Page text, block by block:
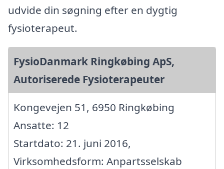
udvide din søgning efter en dygtig
fysioterapeut.
FysioDanmark Ringkøbing ApS,
Autoriserede Fysioterapeuter
Kongevejen 51, 6950 Ringkøbing
Ansatte: 12
Startdato: 21. juni 2016,
Virksomhedsform: Anpartsselskab